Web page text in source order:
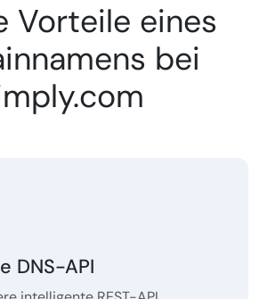
Vorteile eines
bei
DNS-API